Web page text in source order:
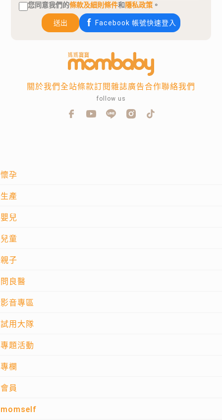
您同意我們的條款及細則條件和隱私政策 。
送出 Facebook 帳號快速登入
懷孕
生產
嬰兒
兒童
親子
問良醫
影音專區
試用大隊
專題活動
專欄
會員
momself
關於我們全站條款訂閱雜誌廣告合作聯絡我們
follow us